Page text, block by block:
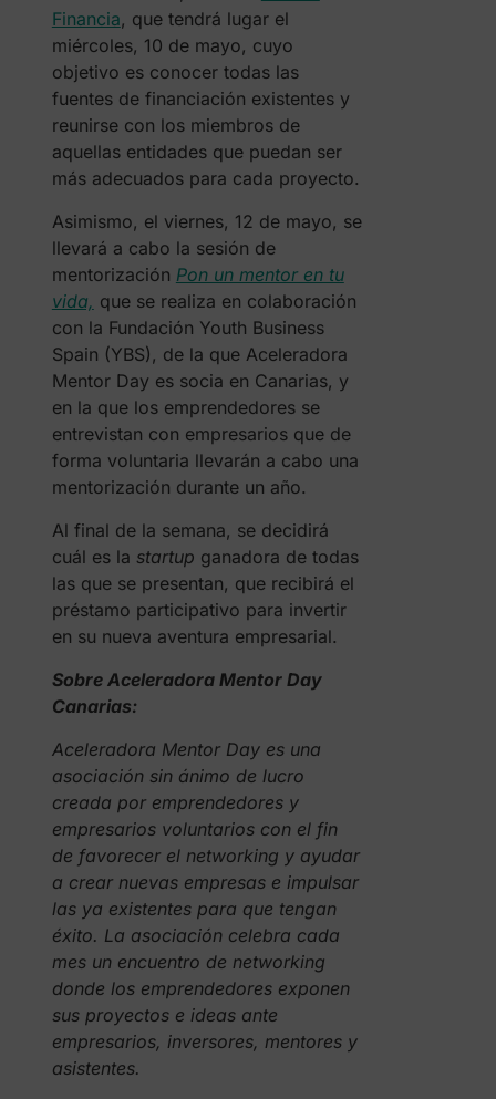
Financia, que tendrá lugar el
miércoles, 10 de mayo, cuyo
objetivo es conocer todas las
fuentes de financiación existentes y
reunirse con los miembros de
aquellas entidades que puedan ser
más adecuados para cada proyecto.
Asimismo, el viernes, 12 de mayo, se
llevará a cabo la sesión de
mentorización Pon un mentor en tu
vida, que se realiza en colaboración
con la Fundación Youth Business
Spain (YBS), de la que Aceleradora
Mentor Day es socia en Canarias, y
en la que los emprendedores se
entrevistan con empresarios que de
forma voluntaria llevarán a cabo una
mentorización durante un año.
Al final de la semana, se decidirá
cuál es la startup ganadora de todas
las que se presentan, que recibirá el
préstamo participativo para invertir
en su nueva aventura empresarial.
Sobre Aceleradora Mentor Day
Canarias:
Aceleradora Mentor Dayes una
asociación sin ánimo de lucro
creada por emprendedores y
empresarios voluntarios con el fin
de favorecer el networking y ayudar
a crear nuevas empresas e impulsar
las ya existentes para que tengan
éxito. La asociación celebra cada
mes un encuentro de networking
donde los emprendedores exponen
sus proyectos e ideas ante
empresarios, inversores, mentores y
asistentes.